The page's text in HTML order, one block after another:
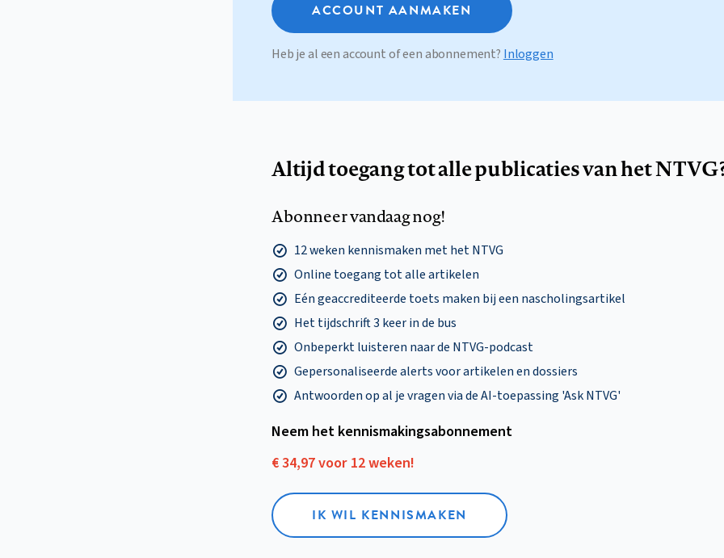
ACCOUNT AANMAKEN
Heb je al een account of een abonnement? Inloggen
Altijd toegang tot alle publicaties van het
Abonneer vandaag nog!
12 weken kennismaken met het NTVG
Online toegang tot alle artikelen
Eén geaccrediteerde toets maken bij een nascholingsartikel
Het tijdschrift 3 keer in de bus
Onbeperkt luisteren naar de NTVG-podcast
Gepersonaliseerde alerts voor artikelen en dossiers
Antwoorden op al je vragen via de AI-toepassing 'Ask NTVG'
Neem het kennismakings­abonnement
€ 34,97 voor 12 weken!
IK WIL KENNISMAKEN